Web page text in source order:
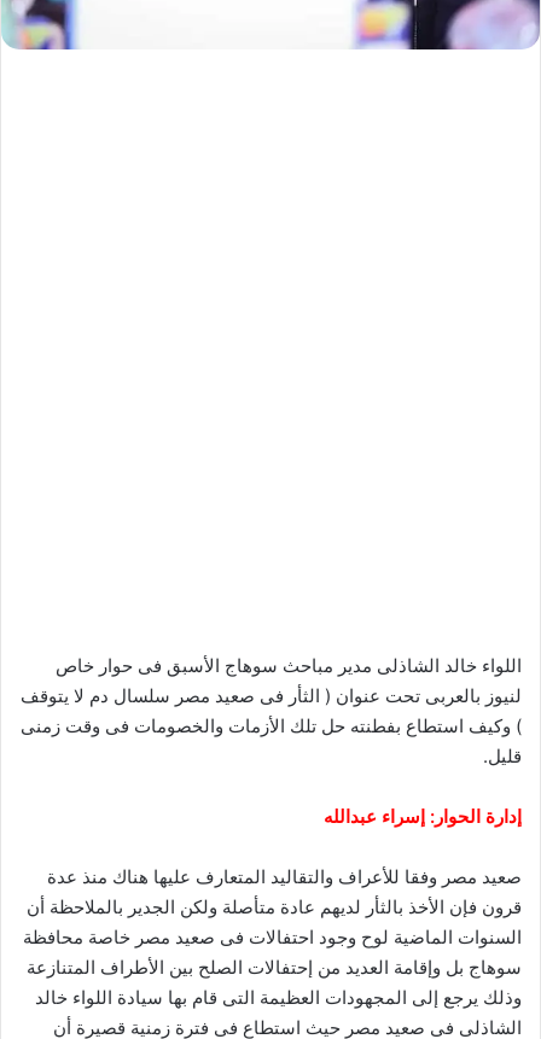
اللواء خالد الشاذلى مدير مباحث سوهاج الأسبق فى حوار خاص
لنيوز بالعربى تحت عنوان ( الثأر فى صعيد مصر سلسال دم لا يتوقف
) وكيف استطاع بفطنته حل تلك الأزمات والخصومات فى وقت زمنى
قليل.
إدارة الحوار: إسراء عبدالله
صعيد مصر وفقا للأعراف والتقاليد المتعارف عليها هناك منذ عدة
قرون فإن الأخذ بالثأر لديهم عادة متأصلة ولكن الجدير بالملاحظة أن
السنوات الماضية لوح وجود احتفالات فى صعيد مصر خاصة محافظة
سوهاج بل وإقامة العديد من إحتفالات الصلح بين الأطراف المتنازعة
وذلك يرجع إلى المجهودات العظيمة التى قام بها سيادة اللواء خالد
الشاذلى فى صعيد مصر حيث استطاع فى فترة زمنية قصيرة أن